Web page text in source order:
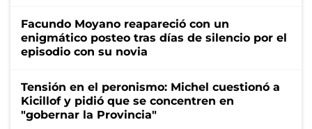
Facundo Moyano reapareció con un
enigmático posteo tras días de silencio por el
episodio con su novia
Tensión en el peronismo: Michel cuestionó a
Kicillof y pidió que se concentren en
"gobernar la Provincia"